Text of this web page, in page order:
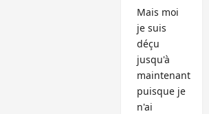
Mais moi
je suis
déçu
jusqu'à
maintenant
puisque je
n'ai